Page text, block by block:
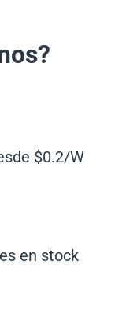
$0.2/W
en stock